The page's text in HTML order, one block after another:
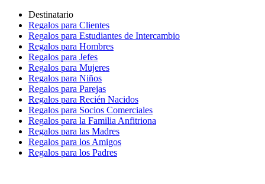
Destinatario
Regalos para Clientes
Regalos para Estudiantes de Intercambio
Regalos para Hombres
Regalos para Jefes
Regalos para Mujeres
Regalos para Niños
Regalos para Parejas
Regalos para Recién Nacidos
Regalos para Socios Comerciales
Regalos para la Familia Anfitriona
Regalos para las Madres
Regalos para los Amigos
Regalos para los Padres